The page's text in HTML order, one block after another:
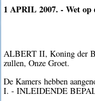
1 APRIL 2007. - Wet op
ALBERT II, Koning der
zullen, Onze Groet.
De Kamers hebben
I. - INLEIDENDE